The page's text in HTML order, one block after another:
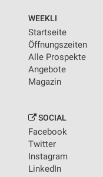
WEEKLI
Startseite
Öffnungszeiten
Alle Prospekte
Angebote
Magazin
SOCIAL
Facebook
Twitter
Instagram
LinkedIn